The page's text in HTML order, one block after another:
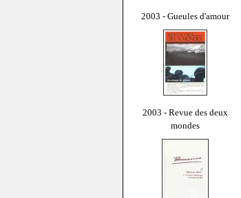
2003 - Gueules d'amour
2003 - Revue des deux
mondes